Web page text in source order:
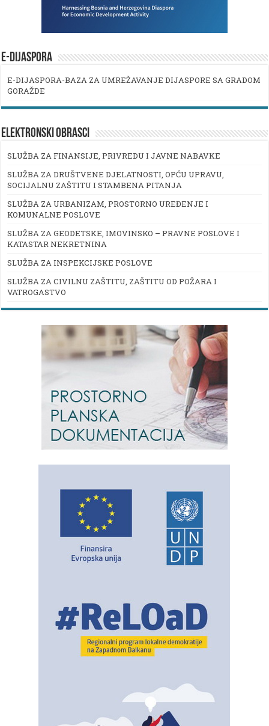
E-DIJASPORA
E-DIJASPORA-BAZA ZA UMREŽAVANJE DIJASPORE SA GRADOM
GORAŽDE
ELEKTRONSKI OBRASCI
SLUŽBA ZA FINANSIJE, PRIVREDU I JAVNE NABAVKE
SLUŽBA ZA DRUŠTVENE DJELATNOSTI, OPĆU UPRAVU,
SOCIJALNU ZAŠTITU I STAMBENA PITANJA
SLUŽBA ZA URBANIZAM, PROSTORNO UREĐENJE I
KOMUNALNE POSLOVE
SLUŽBA ZA GEODETSKE, IMOVINSKO – PRAVNE POSLOVE I
KATASTAR NEKRETNINA
SLUŽBA ZA INSPEKCIJSKE POSLOVE
SLUŽBA ZA CIVILNU ZAŠTITU, ZAŠTITU OD POŽARA I
VATROGASTVO